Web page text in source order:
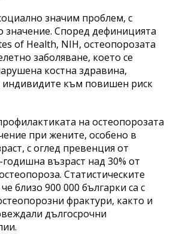
значим проблем, с
значение. Според дефиницията
of Health, NIH, остеопорозата
заболяване, което се
костна здравина,
индивидите към повишен риск
на остеопорозата
при жените, особено в
с оглед превенция от
възраст над 30% от
Статистическите
близо 900 000 българки са с
фрактури, както и
дългосрочни